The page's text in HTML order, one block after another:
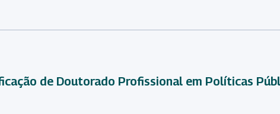
de Doutorado Profissional em Políticas